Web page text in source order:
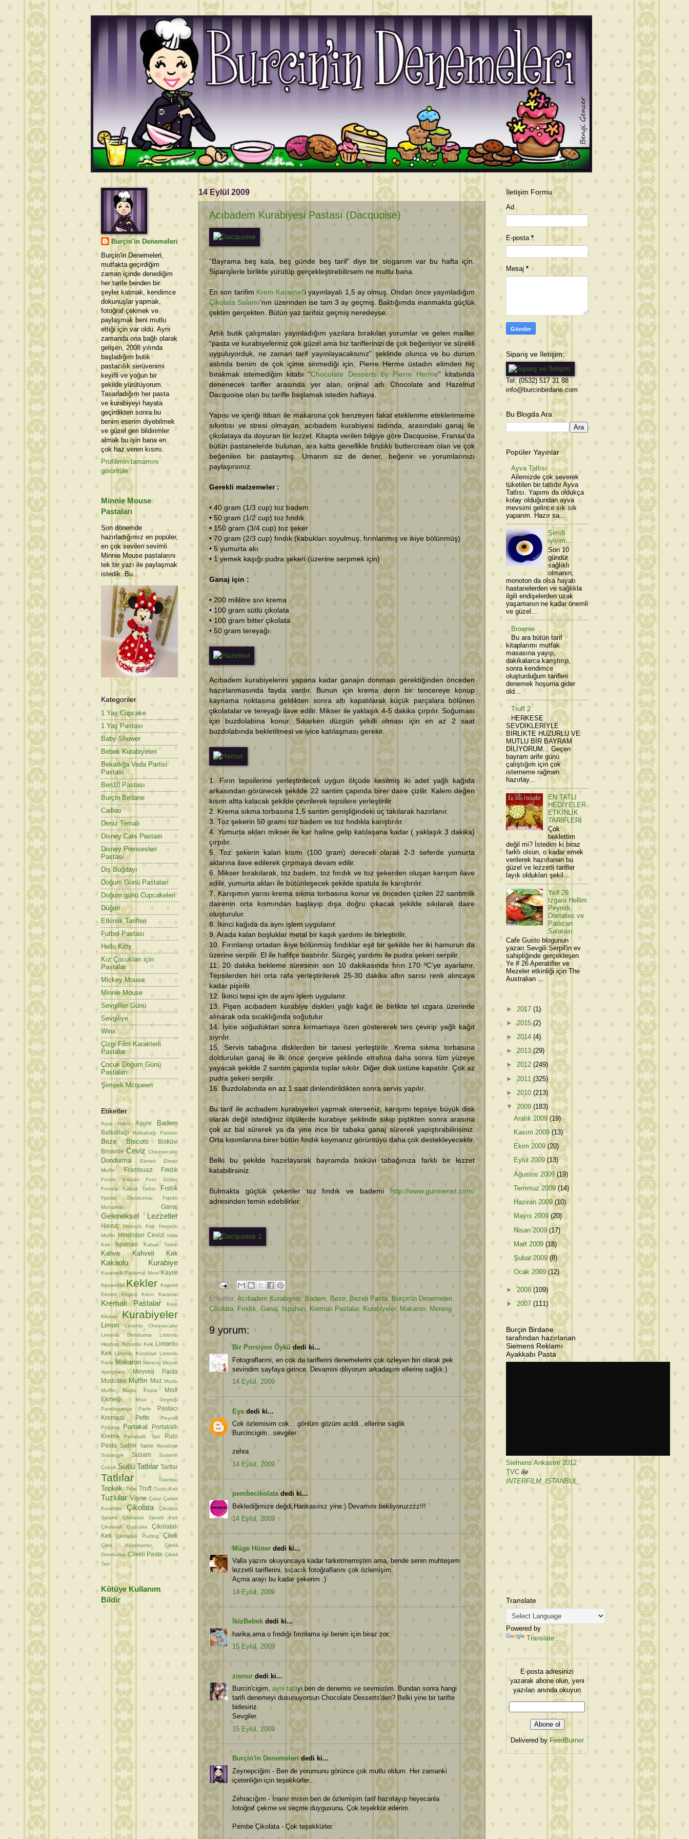
14 Eylül 2009
Acıbadem Kurabiyesi Pastası (Dacquoise)
“Bayrama beş kala, beş günde beş tarif” diye bir sloganım var bu hafta için.
Siparişlerle birlikte yürütüp gerçekleştirebilirsem ne mutlu bana.
En son tarifim Krem Karamel ’i yayınlayalı 1,5 ay olmuş. Ondan önce yayınladığım
Çikolata Salamı'nın üzerinden ise tam 3 ay geçmiş. Baktığımda inanmakta güçlük
çektim gerçekten. Bütün yaz tarifsiz geçmiş neredeyse.
Artık butik çalışmaları yayınladığım yazılara bırakılan yorumlar ve gelen mailler
“pasta ve kurabiyeleriniz çok güzel ama biz tariflerinizi de çok beğeniyor ve sürekli
uyguluyorduk, ne zaman tarif yayınlayacaksınız” şeklinde olunca ve bu durum
aslında benim de çok içime sinmediği için, Pierre Herme üstadın elimden hiç
bırakmak istemediğim kitabı “Chocolate Desserts by Pierre Herme” kitabında
denenecek tarifler arasında yer alan, orijinal adı Chocolate and Hazelnut
Dacquoise olan bu tarifle başlamak istedim haftaya.
Yapısı ve içeriği itibarı ile makarona çok benzeyen fakat eteklenme eteklenmeme
sıkıntısı ve stresi olmayan, acıbadem kurabiyesi tadında, arasındaki ganaj ile
çikolataya da doyuran bir lezzet. Kitapta verilen bilgiye göre Dacquoise, Fransa'da
bütün pastanelerde bulunan, ara katta genellikle fındıklı buttercream olan ve çok
beğenilen bir pastaymış. Umarım siz de dener, beğenir ve yorumlarınızı
paylaşırsınız.
Gerekli malzemeler :
• 40 gram (1/3 cup) toz badem
• 50 gram (1/2 cup) toz fındık
• 150 gram (3/4 cup) toz şeker
• 70 gram (2/3 cup) fındık (kabukları soyulmuş, fırınlanmış ve ikiye bölünmüş)
• 5 yumurta akı
• 1 yemek kaşığı pudra şekeri (üzerine serpmek için)
Ganaj için :
• 200 mililitre sıvı krema
• 100 gram sütlü çikolata
• 100 gram bitter çikolata
• 50 gram tereyağı
Acıbadem kurabiyelerini yapana kadar ganajın donması gerektiğinden önceden
hazırlanmasında fayda vardır. Bunun için krema derin bir tencereye konup
kaynama noktasına geldikten sonra altı kapatılarak küçük parçalara bölünen
çikolatalar ve tereyağı ilave edilir. Mikser ile yaklaşık 4-5 dakika çırpılır. Soğuması
için buzdolabına konur. Sıkarken düzgün şekilli olması için en az 2 saat
buzdolabında bekletilmesi ve iyice katılaşması gerekir.
1. Fırın tepsilerine yerleştirilecek uygun ölçüde kesilmiş iki adet yağlı kağıda
arkasından görünecek şekilde 22 santim çapında birer daire çizilir. Kalem değen
kısım altta kalacak şekilde çevrilerek tepsilere yerleştirilir.
2. Krema sıkma torbasına 1,5 santim genişliğindeki uç takılarak hazırlanır.
3. Toz şekerin 50 gramı toz badem ve toz fındıkla karıştırılır.
4. Yumurta akları mikser ile kar haline gelip katılaşana kadar ( yaklaşık 3 dakika)
çırpılır.
5. Toz şekerin kalan kısmı (100 gram) dereceli olarak 2-3 seferde yumurta
aklarına ilave edilerek çırpmaya devam edilir.
6. Mikser bırakılarak, toz badem, toz fındık ve toz şekerden oluşan karışım ilave
edilir, yumurta akları ile bütünleşecek şekilde spatula ile karıştırılır.
7. Karışımın yarısı krema sıkma torbasına konur ve önceden çizilen 22 santimlik
dairenin orta kısmından başlayıp dışa doğru çıkacak şekilde sıkılarak daire
oluşturulur.
8. İkinci kağıda da aynı işlem uygulanır.
9. Arada kalan boşluklar metal bir kaşık yardımı ile birleştirilir.
10. Fırınlanıp ortadan ikiye bölünmüş fındıklar eşit bir şekilde her iki hamurun da
üzerine serpilir. El ile hafifçe bastırılır. Süzgeç yardımı ile pudra şekeri serpilir.
11. 20 dakika bekleme süresinin son 10 dakikasında fırın 170 ºC’ye ayarlanır.
Tepsilerden biri orta rafa yerleştirilerek 25-30 dakika altın sarısı renk alıncaya
kadar pişirilir.
12. İkinci tepsi için de aynı işlem uygulanır.
13. Pişen acıbadem kurabiye diskleri yağlı kağıt ile birlikte tel ızgara üzerinde
alınarak oda sıcaklığında soğutulur.
14. İyice soğuduktan sonra kırmamaya özen göstererek ters çevirip yağlı kağıt
sıyrılır.
15. Servis tabağına disklerden bir tanesi yerleştirilir. Krema sıkma torbasına
doldurulan ganaj ile ilk önce çerçeve şeklinde etrafına daha sonra tüm yüzeye
yayacak şekilde 2 santim çapında toplar sıkılır. Diğer disk üstüne kapatılır. Çok az
pudra şekeri serpilir.
16. Buzdolabında en az 1 saat dinlendirildikten sonra servis yapılır.
Bu tarif ile acıbadem kurabiyeleri yapmak isterseniz, karışımı tepsiye büyük disk
olarak değil istediğiniz ölçülerde kurabiye şeklinde sıkıp piştikten sonra arasına
çok az bal sürerek ya da yine ince bir tabaka ganaj sürerek yapıştırabilirisiniz.
Orta kısımlarına birer bütün fındık koymanız görüntüyü daha çok destekleyecektir.
Belki bu şekilde hazırlayarak bayramda bisküvi tabağınıza farklı bir lezzet
katabilirsiniz.
Bulmakta güçlük çekenler toz fındık ve bademihttp://www.gurmenet.com/
adresinden temin edebilirler.
Etiketler: Acıbadem Kurabiyesi,Badem, Beze,Bezeli Pasta,Burçin'in Denemeleri,
Çikolata, Fındık, Ganaj, Ispahan, Kremalı Pastalar, Kurabiyeler, Makaron, Mereng
9 yorum:
Bir Porsiyon Öyküdedi ki...
Fotograflarını, en cok da tariflerini denemelerini çok özleyen biri olarak pek
sevindim sayfaya girince. Devamini diliyorum arkadaşım ellerine sağlık:)
14 Eylül, 2009
Eya dedi ki...
Cok özlemisim cok....gönlüm gözüm acildi...ellerine saglik
Burcincigim...sevgiler
zehra
14 Eylül, 2009
pembecikolatadedi ki...
Beklediğimize değdi,Harikasınız yine:) Devamını bekliyoruzzzz!!!
14 Eylül, 2009
Müge Hüner dedi ki...
Valla yazını okuyuncaya kadar farketmemiştim ama, bende senin muhteşem
lezzetli tariflerini, sıcacık fotoğraflarını çok özlemişim.
Açma arayı bu kadar şekerim :)
14 Eylül, 2009
İkizBebek dedi ki...
harika,ama o fındığı fırınlama işi benim için biraz zor.
15 Eylül, 2009
zinnur dedi ki...
Burcin'cigim, ayni tatliyi ben de denemis ve sevmistim. Bundan sonra hangi
tarifi denemeyi dusunuyorsun Chocolate Desserts'den? Belki yine bir tarifte
birlesiriz.
Sevgiler.
15 Eylül, 2009
Burçin'in Denemeleridedi ki...
Zeynepciğim - Ben de yorumunu görünce çok mutlu oldum. Her zamanki
içetenliğin için teşekkürler...
Zehracığım - İnanır mısın ben de özlemişim tarif hazırlayıp heyecanla
fotoğraf çekme ve seçme duygusunu. Çok teşekkür ederim.
Pembe Çikolata - Çok teşekkürler.
Burçin'in Denemeleri
Burçin'in Denemeleri,
mutfakta geçirdiğim
zaman içinde denediğim
her tarife benden bir
şeyler katmak, kendimce
dokunuşlar yapmak,
fotoğraf çekmek ve
paylaşmak beni mutlu
ettiği için var oldu. Aynı
zamanda ona bağlı olarak
gelişen, 2008 yılında
başladığım butik
pastacılık serüvenimi
keyifli ve yoğun bir
şekilde yürütüyorum.
Tasarladığım her pasta
ve kurabiyeyi hayata
geçirdikten sonra bu
benim eserim diyebilmek
ve güzel geri bildirimler
almak bu işin bana en
çok haz veren kısmı.
Profilimin tamamını
görüntüle
Minnie Mouse
Pastaları
Son dönemde
hazırladığımız en popüler,
en çok sevilen sevimli
Minnie Mouse pastalarını
tek bir yazı ile paylaşmak
istedik. Bu...
Kategoriler
1 Yaş Cupcake
1 Yaş Pastası
Baby Shower
Bebek Kurabiyeleri
Bekarlığa Veda Partisi
Pastası
Ben10 Pastası
Burçin Birdane
Caillou
Deniz Temalı
Disney Cars Pastası
Disney Prensesleri
Pastası
Diş Buğdayı
Doğum Günü Pastaları
Doğum günü Cupcakeleri
Düğün
Etkinlik Tarifleri
Futbol Pastası
Hello Kitty
Kız Çocukları için
Pastalar
Mickey Mouse
Minnie Mouse
Sevgililer Günü
Sevgiliye
Winx
Çizgi Film Karakterli
Pastalar
Çocuk Doğum Günü
Pastaları
Şimşek Mcqueen
Etiketler
Ayva tatlısı Aşure Badem
Balkabağı Balkabağı Pastası
Beze Biscotti
Bisküvi
Brownie Ceviz Cheesecake
Dondurma Ekmek
Elmalı
Muffin
Frambuaz Fındık
Fındık Krokan
Fırın Sütlaç
Fırında Kabak Tatlısı
Fıstık
Fıstıklı Dondurma
Fıstıklı
Muhallebi
Ganaj
Geleneksel Lezzetler
Havuç Havuçlu Kek
Havuçlu
Muffin Hindistan Cevizi
Islak
Kek
Ispahan Kabak Tatlısı
Kahve Kahveli Kek
Kakaolu Kurabiye
Karamelli Patlamış Mısır Kayısı
Kazandibi Kekler Kepekli
Ekmek
Keşkül Krem Karamel
Kremalı Pastalar Krep
Krokan Kurabiyeler
Limon
Limonlu Cheesecake
Limonlu Dondurma
Limonlu
Haşhaş Tohumlu Kek
Limonlu
Kek Limonlu Kurabiye Limonlu
Parfe Makaron Mereng Meyve
Aranjmanı
Meyveli Pasta
Mudcake Muffin Muz Muzlu
Muffin
Muzlu Pasta
Mısır
Ekmeği
Mısır Gevreği
Pandispanya
Parfe
Pastacı
Kreması
Pelte
Peynirli
Poğaça
Portakal
Portakallı
Krema
Portakallı Tart
Rulo
Pasta Sable
Sable Kurabiye
Supangle
Susam Susamlı
Çubuk Sütlü Tatlılar Tartlar
Tatlılar Tiramisu
Topkek Trifle Truff Tuzlu Kek
Tuzlular Vişne Çatal Çatlak
Kurabiye
Çikolata
Çikolata
Salamı
Çikolatalı Cevizli Kek
Çikolatalı Cupcake
Çikolatalı
Kek
Çikolatalı Puding Çilek
Çilek Kurabiyeler
Çilekli
Dondurma Çilekli Pasta Çilekli
Tart
Kötüye Kullanım
Bildir
İletişim Formu
Ad
E-posta*
Mesaj *
Sipariş ve İletişim:
Tel: (0532) 517 31 88
info@burcinbirdane.com
Bu Blogda Ara
Popüler Yayınlar
Ayva Tatlısı
Ailemizde çok severek
tüketilen bir tatlıdır Ayva
Tatlısı. Yapımı da oldukça
kolay olduğundan ayva
mevsimi gelince sık sık
yaparım. Hazır sa...
Şimdi
iyiyim...
Son 10
gündür
sağlıklı
olmanın,
monoton da olsa hayatı
hastanelerden ve sağlıkla
ilgili endişelerden uzak
yaşamanın ne kadar önemli
ve güzel...
Brownie
Bu ara bütün tarif
kitaplarımı mutfak
masasına yayıp,
dakikalarca karıştırıp,
sonra kendimce
oluşturduğum tarifleri
denemek hoşuma gider
old...
Truff 2
HERKESE
SEVDİKLERİYLE
BİRLİKTE HUZURLU VE
MUTLU BİR BAYRAM
DİLİYORUM... Geçen
bayram arife günü
çalıştığım için çok
istememe rağmen
hazırlay...
EN TATLI
HEDİYELER
ETKİNLİK
TARİFLERİ
Çok
beklettim
değil mi? İstedim ki biraz
farklı olsun, o kadar emek
verilerek hazırlanan bu
güzel ve lezzetli tarifler
layık oldukları şekil...
Ye# 26
Izgara Hellim
Peynirli,
Domates ve
Patlıcan
Salatası
Cafe Gusto blogunun
yazarı Sevgili Serpil'in ev
sahipliğinde gerçekleşen
Ye # 26 Aperatifler ve
Mezeler etkinliği için The
Australian ...
► 2017 (1)
►2015(2)
► 2014 (4)
►2013(29)
► 2012 (249)
►2011(325)
► 2010 (213)
▼ 2009 (183)
Aralık 2009(19)
Kasım 2009(13)
Ekim 2009(20)
Eylül 2009(13)
Ağustos 2009(19)
Temmuz 2009(14)
Haziran 2009(10)
Mayıs 2009(20)
Nisan 2009(17)
Mart 2009(18)
Şubat 2009(8)
Ocak 2009(12)
►2008(109)
► 2007 (111)
Burçin Birdane
tarafından hazırlanan
Siemens Reklamı
Ayakkabı Pasta
Siemens Ankastre 2012
TVC ile
INTERFILM_ISTANBUL_
Translate
Powered by
Translate
E-posta adresinizi
yazarak abone olun, yeni
yazıları anında okuyun
Delivered by FeedBurner